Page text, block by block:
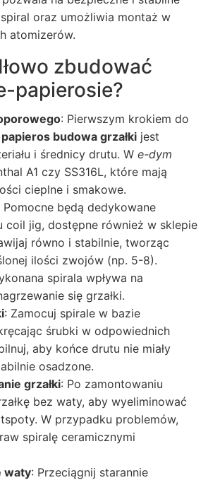
oraz umożliwia montaż w
atomizerów.
zbudować
papierosie?
: Pierwszym krokiem do
budowa grzałki jest
i średnicy drutu. W e-dym
A1 czy SS316L, które mają
cieplne i smakowe.
Pomocne będą dedykowane
coil jig, dostępne również w sklepie
równo i stabilnie, tworząc
ilości zwojów (np. 5-8).
spirala wpływa na
się grzałki.
: Zamocuj spirale w bazie
śrubki w odpowiednich
aby końce drutu nie miały
osadzone.
grzałki: Po zamontowaniu
bez waty, aby wyeliminować
W przypadku problemów,
spiralę ceramicznymi
waty: Przeciągnij starannie